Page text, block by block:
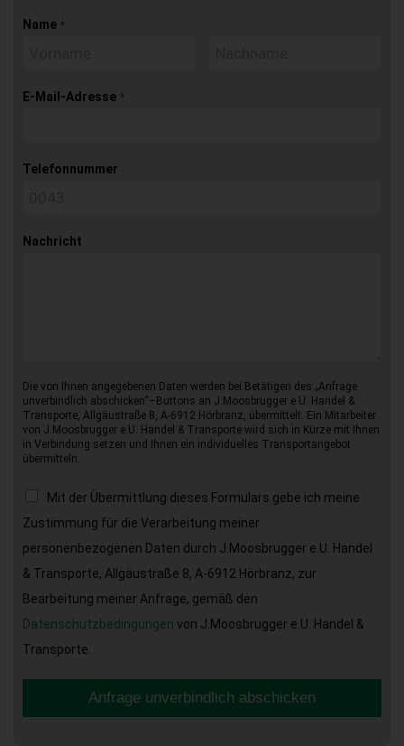
Name *
E-Mail-Adresse *
Telefonnummer
Nachricht
Die von Ihnen angegebenen Daten werden bei Betätigen des „Anfrage
unverbindlich abschicken“–Buttons an J.Moosbrugger e.U. Handel &
Transporte, Allgäustraße 8, A-6912 Hörbranz, übermittelt. Ein Mitarbeiter
von J.Moosbrugger e.U. Handel & Transporte wird sich in Kürze mit Ihnen
in Verbindung setzen und Ihnen ein individuelles Transportangebot
übermitteln.
Mit der Übermittlung dieses Formulars gebe ich meine
Zustimmung für die Verarbeitung meiner
personenbezogenen Daten durch J.Moosbrugger e.U. Handel
& Transporte, Allgäustraße 8, A-6912 Hörbranz, zur
Bearbeitung meiner Anfrage, gemäß den
Datenschutzbedingungen von J.Moosbrugger e.U. Handel &
Transporte.
Anfrage unverbindlich abschicken